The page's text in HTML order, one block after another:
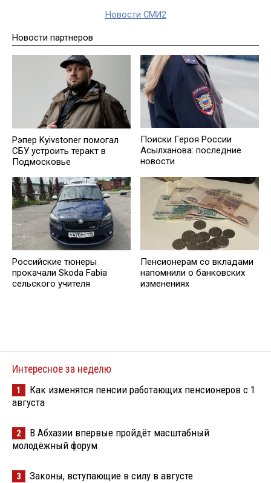
Новости СМИ2
Новости партнеров
Рэпер Kyivstoner помогал
СБУ устроить теракт в
Подмосковье
Поиски Героя России
Асылханова: последние
новости
Российские тюнеры
прокачали Skoda Fabia
сельского учителя
Пенсионерам со вкладами
напомнили о банковских
изменениях
Интересное за неделю
1
Как изменятся пенсии работающих пенсионеров с 1
августа
2
В Абхазии впервые пройдёт масштабный
молодёжный форум
3 Законы, вступающие в силу в августе